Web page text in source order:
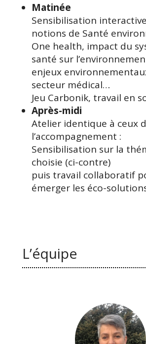
Matinée
Sensibilisation
notions de Santé
One health, impact du
santé sur
enjeux
secteur médical…
Jeu Carbonik, travail en
Après-midi
Atelier identique à ceux
l’accompagnement :
Sensibilisation sur la
choisie (ci-contre)
puis travail collaboratif
émerger les éco-
L’équipe